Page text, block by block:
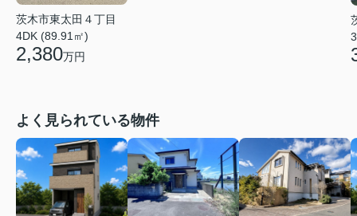
茨木市東太田４丁目
4DK (89.91㎡)
2,380万円
よく見られている物件